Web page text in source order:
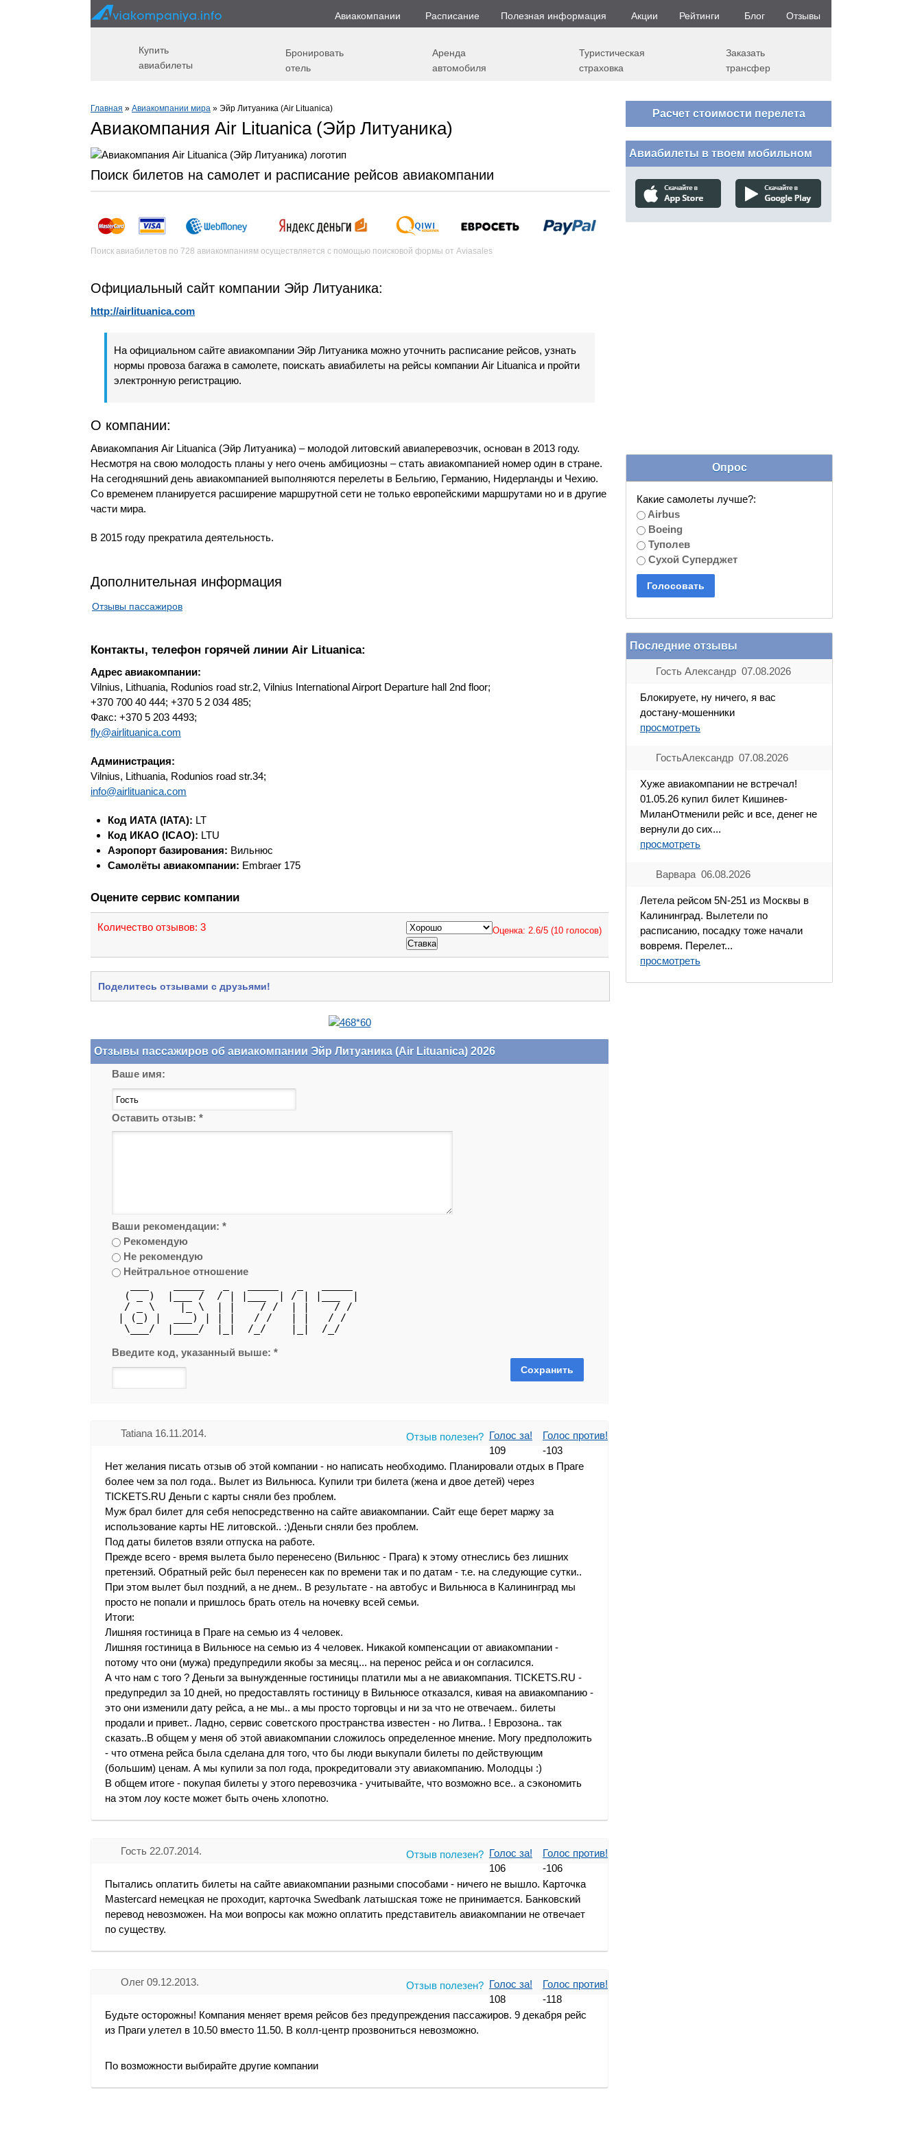
Авиакомпании Расписание Полезная информация Акции Рейтинги Блог Отзывы
Купить
авиабилеты
Бронировать
отель
Аренда
автомобиля
Туристическая
страховка
Заказать
трансфер
Главная » Авиакомпании мира » Эйр Литуаника (Air Lituanica)
Авиакомпания Air Lituanica (Эйр Литуаника)
Поиск билетов на самолет и расписание рейсов авиакомпании
Поиск авиабилетов по 728 авиакомпаниям осуществляется с помощью поисковой формы от Aviasales
Официальный сайт компании Эйр Литуаника:
http://airlituanica.com
На официальном сайте авиакомпании Эйр Литуаника можно уточнить расписание рейсов, узнать
нормы провоза багажа в самолете, поискать авиабилеты на рейсы компании Air Lituanica и пройти
электронную регистрацию.
О компании:
Авиакомпания Air Lituanica (Эйр Литуаника) – молодой литовский авиаперевозчик, основан в 2013 году.
Несмотря на свою молодость планы у него очень амбициозны – стать авиакомпанией номер один в стране.
На сегодняшний день авиакомпанией выполняются перелеты в Бельгию, Германию, Нидерланды и Чехию.
Со временем планируется расширение маршрутной сети не только европейскими маршрутами но и в другие
части мира.
В 2015 году прекратила деятельность.
Дополнительная информация
Отзывы пассажиров
Контакты, телефон горячей линии Air Lituanica:
Адрес авиакомпании:
Vilnius, Lithuania, Rodunios road str.2, Vilnius International Airport Departure hall 2nd floor;
+370 700 40 444; +370 5 2 034 485;
Факс: +370 5 203 4493;
fly@airlituanica.com
Администрация:
Vilnius, Lithuania, Rodunios road str.34;
info@airlituanica.com
Код ИАТА (IATA): LT
Код ИКАО (ICAO): LTU
Аэропорт базирования: Вильнюс
Самолёты авиакомпании: Embraer 175
Оцените сервис компании
Количество отзывов: 3 Оценка: 2.6/5 (10 голосов)
Поделитесь отзывами с друзьями!
Отзывы пассажиров об авиакомпании Эйр Литуаника (Air Lituanica) 2026
Ваше имя:
Оставить отзыв: *
Ваши рекомендации: *
Рекомендую
Не рекомендую
Нейтральное отношение
  ( _ )  |___ /  / | |___  | / | |___  |
  / _ \    |_ \  | |    / /  | |    / /
| (_) |  ___) | | |   / /   | |   / /
  \___/  |____/  |_|  /_/    |_|  /_/
Введите код, указанный выше: *
Tatiana 16.11.2014. Отзыв полезен? Голос за!
109
Голос против!
-103
Нет желания писать отзыв об этой компании - но написать необходимо. Планировали отдых в Праге
более чем за пол года.. Вылет из Вильнюса. Купили три билета (жена и двое детей) через
TICKETS.RU Деньги с карты сняли без проблем.
Муж брал билет для себя непосредственно на сайте авиакомпании. Сайт еще берет маржу за
использование карты НЕ литовской.. :)Деньги сняли без проблем.
Под даты билетов взяли отпуска на работе.
Прежде всего - время вылета было перенесено (Вильнюс - Прага) к этому отнеслись без лишних
претензий. Обратный рейс был перенесен как по времени так и по датам - т.е. на следующие сутки..
При этом вылет был поздний, а не днем.. В результате - на автобус и Вильнюса в Калининград мы
просто не попали и пришлось брать отель на ночевку всей семьи.
Итоги:
Лишняя гостиница в Праге на семью из 4 человек.
Лишняя гостиница в Вильнюсе на семью из 4 человек. Никакой компенсации от авиакомпании -
потому что они (мужа) предупредили якобы за месяц... на перенос рейса и он согласился.
А что нам с того ? Деньги за вынужденные гостиницы платили мы а не авиакомпания. TICKETS.RU -
предупредил за 10 дней, но предоставлять гостиницу в Вильнюсе отказался, кивая на авиакомпанию -
это они изменили дату рейса, а не мы.. а мы просто торговцы и ни за что не отвечаем.. билеты
продали и привет.. Ладно, сервис советского пространства известен - но Литва.. ! Еврозона.. так
сказать..В общем у меня об этой авиакомпании сложилось определенное мнение. Могу предположить
- что отмена рейса была сделана для того, что бы люди выкупали билеты по действующим
(большим) ценам. А мы купили за пол года, прокредитовали эту авиакомпанию. Молодцы :)
В общем итоге - покупая билеты у этого перевозчика - учитывайте, что возможно все.. а сэкономить
на этом лоу косте может быть очень хлопотно.
Гость 22.07.2014. Отзыв полезен? Голос за!
106
Голос против!
-106
Пытались оплатить билеты на сайте авиакомпании разными способами - ничего не вышло. Карточка
Mastercard немецкая не проходит, карточка Swedbank латышская тоже не принимается. Банковский
перевод невозможен. На мои вопросы как можно оплатить представитель авиакомпании не отвечает
по существу.
Олег 09.12.2013. Отзыв полезен? Голос за!
108
Голос против!
-118
Будьте осторожны! Компания меняет время рейсов без предупреждения пассажиров. 9 декабря рейс
из Праги улетел в 10.50 вместо 11.50. В колл-центр прозвониться невозможно.
По возможности выбирайте другие компании
Расчет стоимости перелета
Авиабилеты в твоем мобильном
Опрос
Какие самолеты лучше?:
Airbus
Boeing
Туполев
Сухой Суперджет
Последние отзывы
Гость Александр 07.08.2026
Блокируете, ну ничего, я вас
достану-мошенники
просмотреть
ГостьАлександр 07.08.2026
Хуже авиакомпании не встречал!
01.05.26 купил билет Кишинев-
МиланОтменили рейс и все, денег не
вернули до сих...
просмотреть
Варвара 06.08.2026
Летела рейсом 5N-251 из Москвы в
Калининград. Вылетели по
расписанию, посадку тоже начали
вовремя. Перелет...
просмотреть